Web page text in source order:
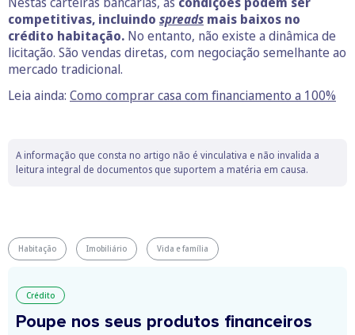
competitivas, incluindo spreads mais baixos no
crédito habitação. No entanto, não existe a dinâmica de
licitação. São vendas diretas, com negociação semelhante ao
mercado tradicional.
Leia ainda: Como comprar casa com financiamento a 100%
A informação que consta no artigo não é vinculativa e não invalida a
leitura integral de documentos que suportem a matéria em causa.
Habitação Imobiliário Vida e família
Crédito
Poupe nos seus produtos financeiros